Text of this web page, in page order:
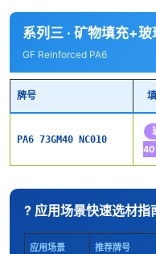
系列三 · 矿物填充+
GF Reinforced PA6
牌号
PA6 73GM40 NC010
? 应用场景快速选材指
应用场景 推荐牌号